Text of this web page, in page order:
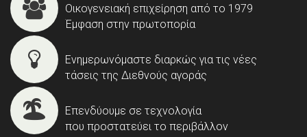
Οικογενειακή επιχείρηση από το 1979
Έμφαση στην πρωτοπορία
Ενημερωνόμαστε διαρκώς για τις νέες
τάσεις της Διεθνούς αγοράς
Επενδύουμε σε τεχνολογία
που προστατεύει το περιβάλλον